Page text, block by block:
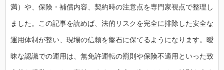
満）や、保険・補償内容、契約時の注意点を専門家視点で整理し
ました。この記事を読めば、法的リスクを完全に排除した安全な
運用体制が整い、現場の信頼を盤石に保てるようになります。曖
昧な認識での運用は、無免許運転の罰則や保険不適用といった致